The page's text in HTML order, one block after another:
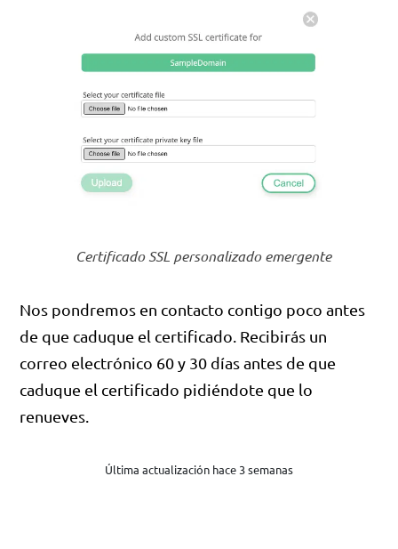
Certificado SSL personalizado emergente
Nos pondremos en contacto contigo poco antes
de que caduque el certificado. Recibirás un
correo electrónico 60 y 30 días antes de que
caduque el certificado pidiéndote que lo
renueves.
Última actualización hace 3 semanas